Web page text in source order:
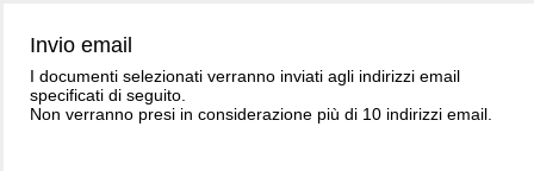
Invio email
I documenti selezionati verranno inviati agli indirizzi email
specificati di seguito.
Non verranno presi in considerazione più di 10 indirizzi email.